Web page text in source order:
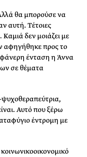
θα μπορούσε να
αυτή. Τέτοιες
δεν μοιάζει με
αφηγήθηκε προς το
ένταση η Άννα
σε θέματα
Αυτό που ξέρω
έντρομη με